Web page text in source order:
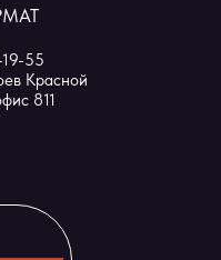
55
Красной
811